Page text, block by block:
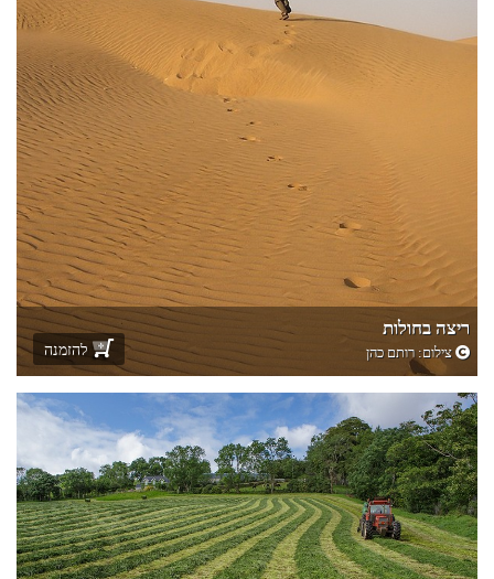
ריצה בחולות
צילום:רותם כהן להזמנה